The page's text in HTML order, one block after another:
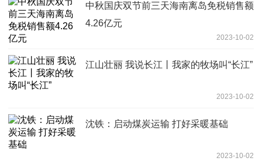
中秋国庆双节前三天海南离岛免税销售额
4.26亿元
2023-10-02
江山壮丽 我说长江丨我家的牧场叫“长江”
2023-10-02
沈铁：启动煤炭运输 打好采暖基础
2023-10-02